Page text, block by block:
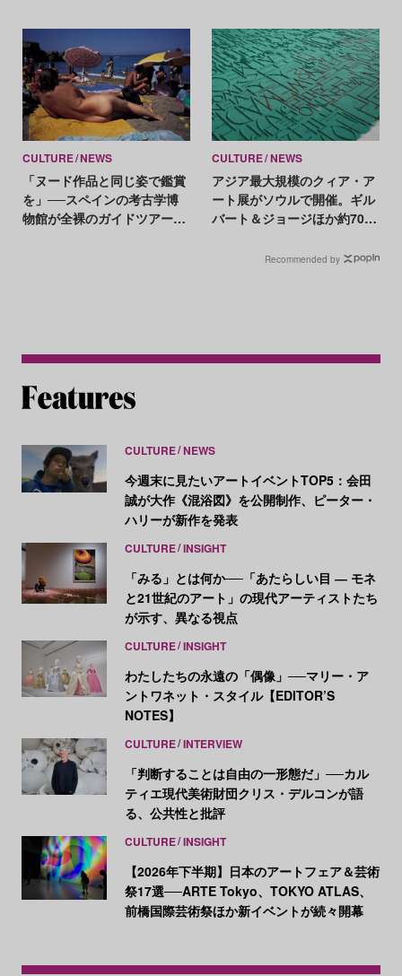
CULTURE NEWS
「ヌード作品と同じ姿で鑑賞
を」──スペインの考古学博
物館が全裸のガイドツアーを
CULTURE NEWS
アジア最大規模のクィア・ア
ート展がソウルで開催。ギル
バート＆ジョージほか約70組
Recommended by
CULTURE NEWS
今週末に見たいアートイベントTOP5：会田
誠が大作《混浴図》を公開制作、ピーター・
ハリーが新作を発表
CULTURE INSIGHT
「みる」とは何か──「あたらしい目 ― モネ
と21世紀のアート」の現代アーティストたち
が示す、異なる視点
CULTURE INSIGHT
わたしたちの永遠の「偶像」──マリー・ア
ントワネット・スタイル【EDITOR’S
NOTES】
CULTURE INTERVIEW
「判断することは自由の一形態だ」──カル
ティエ現代美術財団クリス・デルコンが語
る、公共性と批評
CULTURE INSIGHT
【2026年下半期】日本のアートフェア＆芸術
祭17選──ARTE Tokyo、TOKYO ATLAS、
前橋国際芸術祭ほか新イベントが続々開幕